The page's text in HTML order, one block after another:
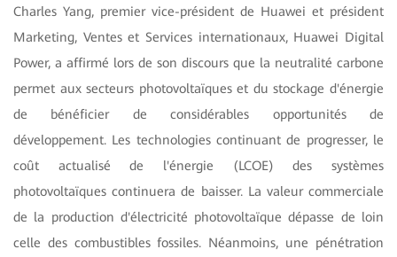
Charles Yang, premier vice-président de Huawei et président
Marketing, Ventes et Services internationaux, Huawei Digital
Power, a affirmé lors de son discours que la neutralité carbone
permet aux secteurs photovoltaïques et du stockage d'énergie
de bénéficier de considérables opportunités de
développement. Les technologies continuant de progresser, le
coût actualisé de l'énergie (LCOE) des systèmes
photovoltaïques continuera de baisser. La valeur commerciale
de la production d'électricité photovoltaïque dépasse de loin
celle des combustibles fossiles. Néanmoins, une pénétration